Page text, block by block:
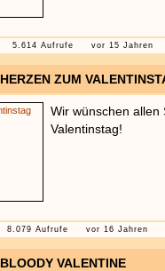
5.614 Aufrufe vor 15 Jahren
HERZEN ZUM
Wir wünschen allen
Valentinstag!
8.079 Aufrufe vor 16 Jahren
BLOODY VALENTINE